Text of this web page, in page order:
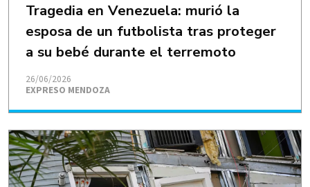
Tragedia en Venezuela: murió la
esposa de un futbolista tras proteger
a su bebé durante el terremoto
EXPRESO MENDOZA
26/06/2026